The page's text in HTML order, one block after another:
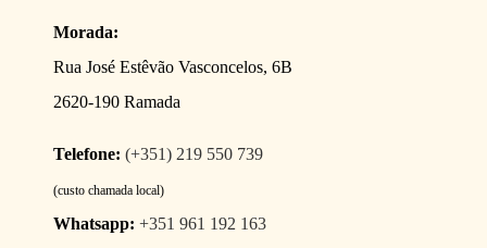
Morada:
Rua José Estêvão Vasconcelos, 6B
2620-190 Ramada
Telefone: (+351) 219 550 739
(custo chamada local)
Whatsapp: +351 961 192 163